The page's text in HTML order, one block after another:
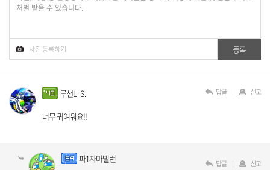
루샌L_S.
너무 귀여워요!!
답글 신고
파1자마빌런 답글 신고